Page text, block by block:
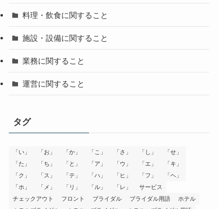
料理・飲食に関すること
施設・設備に関すること
業務に関すること
運営に関すること
タグ
「い」 「お」 「か」 「こ」 「さ」 「し」
「せ」
「た」
「ち」 「と」 「ア」 「ウ」 「エ」
「キ」
「ク」
「ス」 「テ」 「ハ」 「ヒ」 「フ」
「ヘ」
「ホ」
「メ」 「リ」 「ル」 「レ」
サービス
チェックアウト
フロント ブライダル ブライダル用語
ホテル